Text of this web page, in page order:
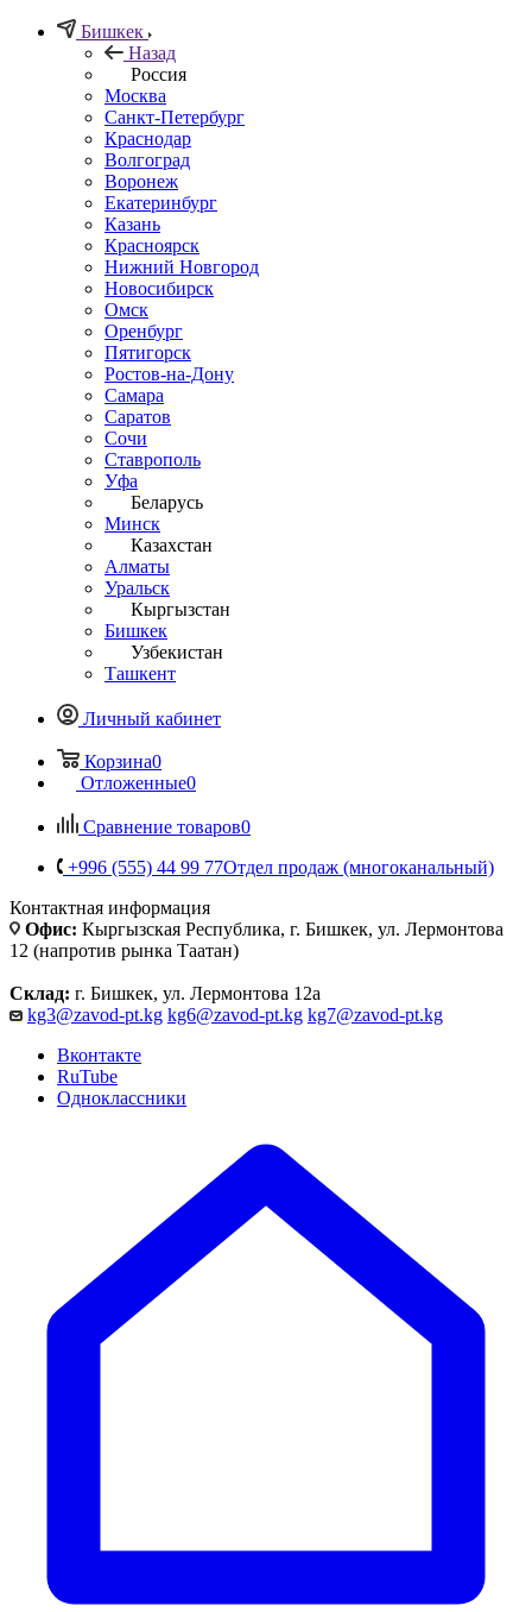
Бишкек
Назад
Россия
Москва
Санкт-Петербург
Краснодар
Волгоград
Воронеж
Екатеринбург
Казань
Красноярск
Нижний Новгород
Новосибирск
Омск
Оренбург
Пятигорск
Ростов-на-Дону
Самара
Саратов
Сочи
Ставрополь
Уфа
Беларусь
Минск
Казахстан
Алматы
Уральск
Кыргызстан
Бишкек
Узбекистан
Ташкент
Личный кабинет
Корзина0
Отложенные0
Сравнение товаров0
+996 (555) 44 99 77Отдел продаж (многоканальный)
Контактная информация
Офис: Кыргызская Республика, г. Бишкек, ул. Лермонтова
12 (напротив рынка Таатан)
Склад: г. Бишкек, ул. Лермонтова 12а
kg3@zavod-pt.kg kg6@zavod-pt.kg kg7@zavod-pt.kg
Вконтакте
RuTube
Одноклассники